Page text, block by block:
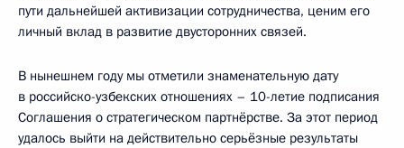
пути дальнейшей активизации сотрудничества, ценим его
личный вклад в развитие двусторонних связей.
В нынешнем году мы отметили знаменательную дату
в российско-узбекских отношениях – 10-летие подписания
Соглашения о стратегическом партнёрстве. За этот период
удалось выйти на действительно серьёзные результаты